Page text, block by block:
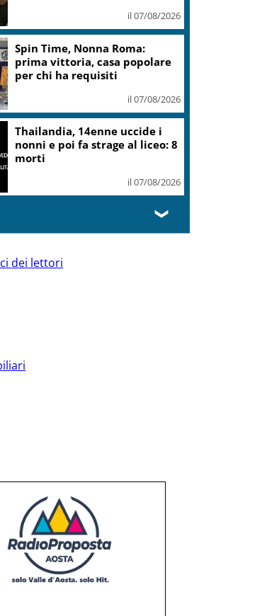
il 07/08/2026
Spin Time, Nonna Roma:
prima vittoria, casa popolare
per chi ha requisiti
il 07/08/2026
Thailandia, 14enne uccide i
nonni e poi fa strage al liceo: 8
morti
il 07/08/2026
❯